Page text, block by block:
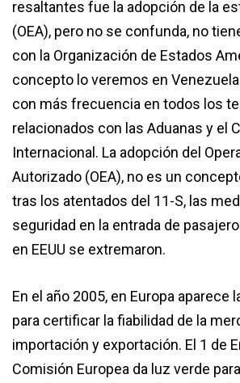
resaltantes fue la adopción de la
(OEA), pero no se confunda, no
con la Organización de Estados
concepto lo veremos en
con más frecuencia en todos los
relacionados con las Aduanas y el
Internacional. La adopción del
Autorizado (OEA), no es un
tras los atentados del 11-S, las
seguridad en la entrada de
en EEUU se extremaron.
En el año 2005, en Europa aparece
para certificar la fiabilidad de la
importación y exportación. El 1 de
Comisión Europea da luz verde